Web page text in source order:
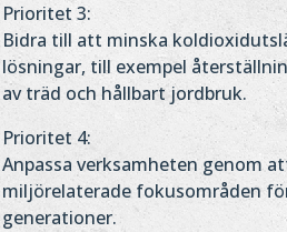
Prioritet 3:
Bidra till att minska
lösningar, till exempel
av träd och hållbart jordbruk.
Prioritet 4:
Anpassa verksamheten genom
miljörelaterade fokusområden
generationer.